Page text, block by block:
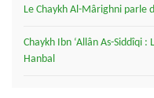
Le Chaykh Al-Mârighni parle
Chaykh Ibn ‘Allân As-Siddîqi
Hanbal